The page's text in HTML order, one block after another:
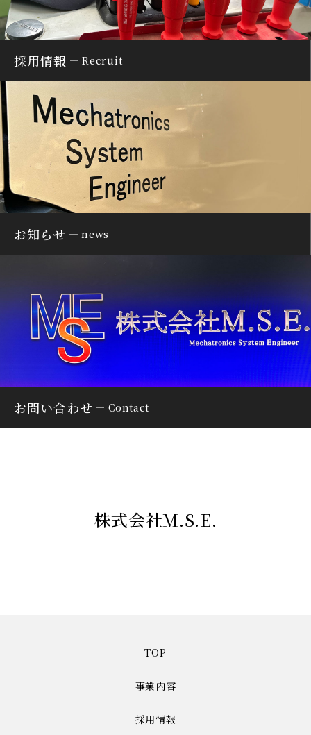
採用情報 Recruit
お知らせ news
お問い合わせ Contact
株式会社M.S.E.
TOP
事業内容
採用情報